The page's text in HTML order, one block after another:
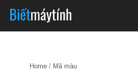
content
Home Mã màu